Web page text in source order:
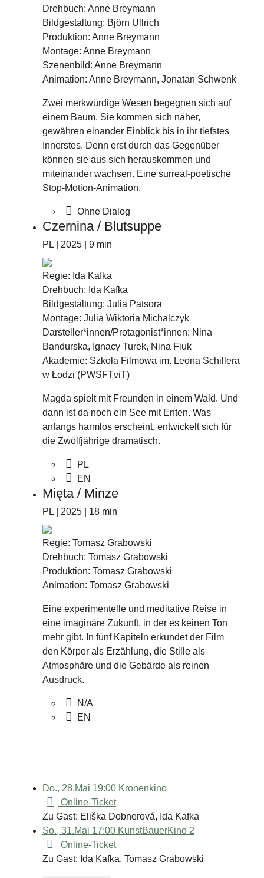
Drehbuch: Anne Breymann
Bildgestaltung: Björn Ullrich
Produktion: Anne Breymann
Montage: Anne Breymann
Szenenbild: Anne Breymann
Animation: Anne Breymann, Jonatan Schwenk
Zwei merkwürdige Wesen begegnen sich auf
einem Baum. Sie kommen sich näher,
gewähren einander Einblick bis in ihr tiefstes
Innerstes. Denn erst durch das Gegenüber
können sie aus sich herauskommen und
miteinander wachsen. Eine surreal-poetische
Stop-Motion-Animation.
Ohne Dialog
Czernina / Blutsuppe
PL | 2025 | 9 min
Regie: Ida Kafka
Drehbuch: Ida Kafka
Bildgestaltung: Julia Patsora
Montage: Julia Wiktoria Michalczyk
Darsteller*innen/Protagonist*innen: Nina
Bandurska, Ignacy Turek, Nina Fiuk
Akademie: Szkoła Filmowa im. Leona Schillera
w Łodzi (PWSFTviT)
Magda spielt mit Freunden in einem Wald. Und
dann ist da noch ein See mit Enten. Was
anfangs harmlos erscheint, entwickelt sich für
die Zwölfjährige dramatisch.
PL
EN
Mięta / Minze
PL | 2025 | 18 min
Regie: Tomasz Grabowski
Drehbuch: Tomasz Grabowski
Produktion: Tomasz Grabowski
Animation: Tomasz Grabowski
Eine experimentelle und meditative Reise in
eine imaginäre Zukunft, in der es keinen Ton
mehr gibt. In fünf Kapiteln erkundet der Film
den Körper als Erzählung, die Stille als
Atmosphäre und die Gebärde als reinen
Ausdruck.
N/A
EN
Do., 28.Mai 19:00 Kronenkino
Online-Ticket
Zu Gast: Eliška Dobnerová, Ida Kafka
So., 31.Mai 17:00 KunstBauerKino 2
Online-Ticket
Zu Gast: Ida Kafka, Tomasz Grabowski